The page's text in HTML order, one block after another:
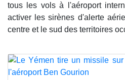
tous les vols à l'aéroport
activer les sirènes d'alerte
centre et le sud des territoires